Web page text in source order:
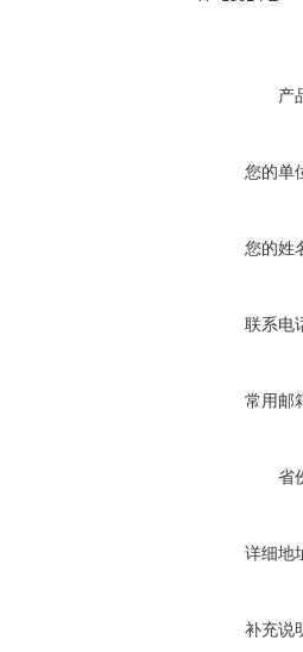
产
您的单
您的姓
联系电
常用邮
省
详细地
补充说